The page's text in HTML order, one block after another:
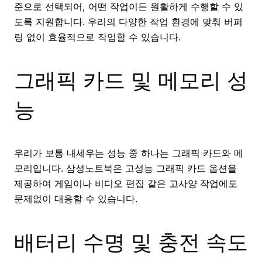
준으로 선택되어, 어떤 작업이든 원활하게 수행할 수 있
도록 지원합니다. 우리의 다양한 작업 환경에 맞춰 버퍼
링 없이 효율적으로 작업할 수 있습니다.
그래픽 카드 및 메모리 성
능
우리가 보통 내세우는 성능 중 하나는 그래픽 카드와 메
모리입니다. 삼성노트북은 고성능 그래픽 카드 옵션을
제공하여 게임이나 비디오 편집 같은 고사양 작업에도
문제없이 대응할 수 있습니다.
배터리 수명 및 충전 속도